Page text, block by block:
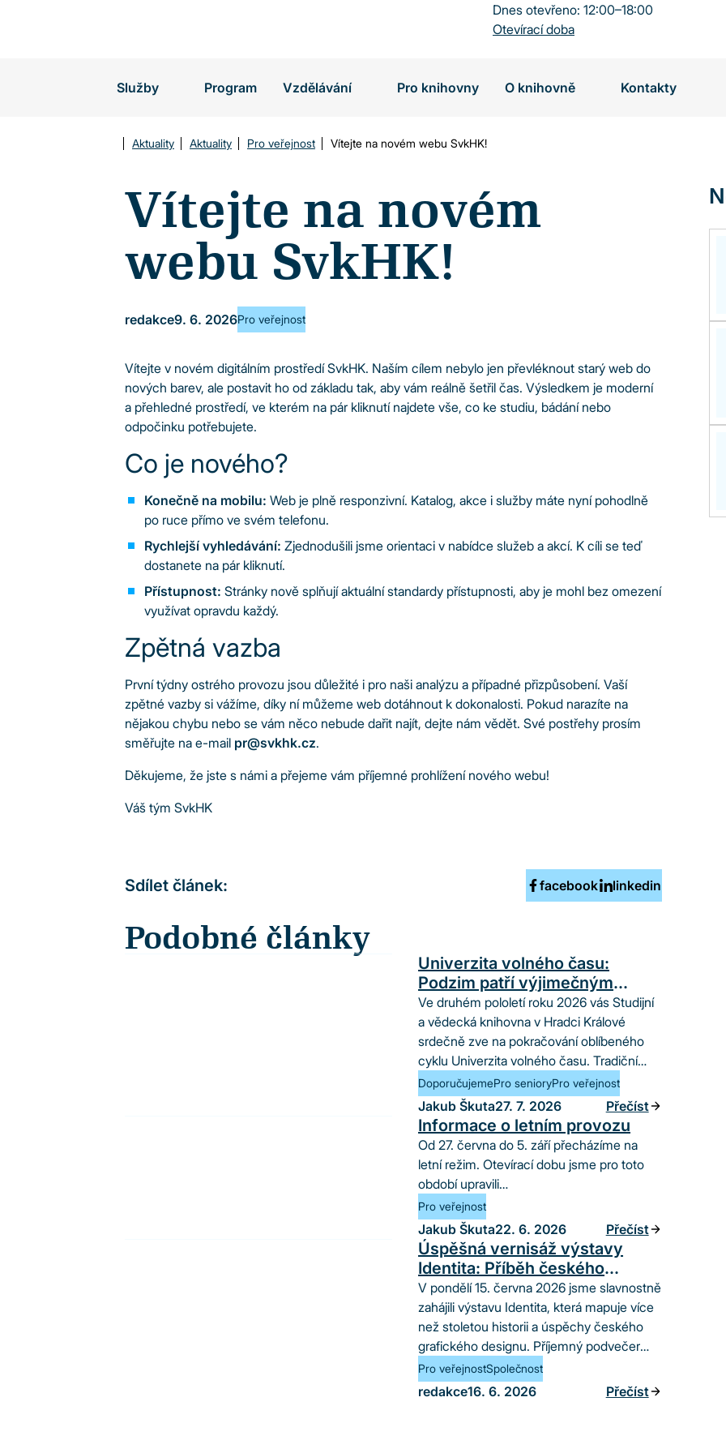
Dnes otevřeno: 12:00–18:00
Otevírací doba
Služby Program Vzdělávání Pro knihovny O knihovně Kontakty
Aktuality Aktuality Pro veřejnost Vítejte na novém webu SvkHK!
Vítejte na novém
webu SvkHK!
redakce9. 6. 2026Pro veřejnost
Vítejte v novém digitálním prostředí SvkHK. Naším cílem nebylo jen převléknout starý web do
nových barev, ale postavit ho od základu tak, aby vám reálně šetřil čas. Výsledkem je moderní
a přehledné prostředí, ve kterém na pár kliknutí najdete vše, co ke studiu, bádání nebo
odpočinku potřebujete.
Co je nového?
Konečně na mobilu: Web je plně responzivní. Katalog, akce i služby máte nyní pohodlně
po ruce přímo ve svém telefonu.
Rychlejší vyhledávání: Zjednodušili jsme orientaci v nabídce služeb a akcí. K cíli se teď
dostanete na pár kliknutí.
Přístupnost: Stránky nově splňují aktuální standardy přístupnosti, aby je mohl bez omezení
využívat opravdu každý.
Zpětná vazba
První týdny ostrého provozu jsou důležité i pro naši analýzu a případné přizpůsobení. Vaší
zpětné vazby si vážíme, díky ní můžeme web dotáhnout k dokonalosti. Pokud narazíte na
nějakou chybu nebo se vám něco nebude dařit najít, dejte nám vědět. Své postřehy prosím
směřujte na e-mail pr@svkhk.cz.
Děkujeme, že jste s námi a přejeme vám příjemné prohlížení nového webu!
Váš tým SvkHK
Sdílet článek: facebook linkedin
Podobné články
Univerzita volného času:
Podzim patří výjimečným
ženám
Ve druhém pololetí roku 2026 vás Studijní
a vědecká knihovna v Hradci Králové
srdečně zve na pokračování oblíbeného
cyklu Univerzita volného času. Tradiční
série přednášek…
DoporučujemePro senioryPro veřejnost
Jakub Škuta27. 7. 2026 Přečíst
Informace o letním provozu
Od 27. června do 5. září přecházíme na
letní režim. Otevírací dobu jsme pro toto
období upravili…
Pro veřejnost
Jakub Škuta22. 6. 2026 Přečíst
Úspěšná vernisáž výstavy
Identita: Příběh českého
grafického designu ožil
v galerii SvkHK
V pondělí 15. června 2026 jsme slavnostně
zahájili výstavu Identita, která mapuje více
než stoletou historii a úspěchy českého
grafického designu. Příjemný podvečer
přilákal řadu…
Pro veřejnostSpolečnost
redakce16. 6. 2026 Přečíst